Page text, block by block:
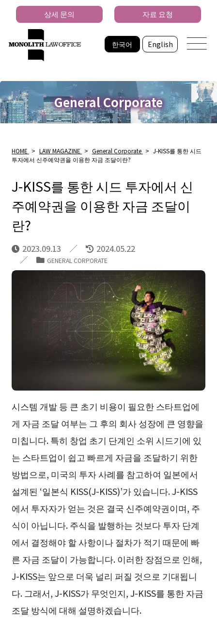
한국어 English
상세 문의 자료 요청
General Corporate
HOME > LAW MAGAZINE > General Corporate > J-KISS를 통한 시드
투자에서 신주예약권을 이용한 자금 조달이란?
J-KISS를 통한 시드 투자에서 신
주예약권을 이용한 자금 조달이
란?
2023.09.13 2024.05.22
GENERAL CORPORATE
시스템 개발 등 큰 초기 비용이 필요한 스타트업에
게 자금 조달 여부는 그 후의 회사 성장에 큰 영향을
미칩니다. 특히 창업 초기 단계인 소위 시드기에 있
는 스타트업이 쉽고 빠르게 자금을 조달하기 위한
방법으로, 미국의 투자 사례를 참고하여 일본에서
설계된 ‘일본식 KISS(J-KISS)’가 있습니다. J-KISS
에서 투자자가 얻는 것은 결국 신주예약권이며, 주
식이 아닙니다. 주식을 발행하는 것보다 투자 단계
에서 결정해야 할 사항이나 절차가 적기 때문에 빠
른 자금 조달이 가능합니다. 이러한 장점으로 인해,
J-KISS는 앞으로 더욱 널리 퍼질 것으로 기대됩니
다. 그래서, J-KISS가 무엇인지, J-KISS를 통한 자금
조달 방식에 대해 설명하겠습니다.